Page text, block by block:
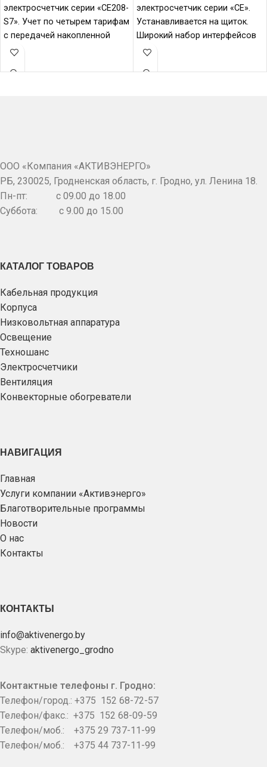
электросчетчик серии «СЕ208-
S7». Учет по четырем тарифам
с передачей накопленной
информации через радио
электросчетчик серии «СЕ».
Устанавливается на щиток.
Широкий набор интерфейсов
и дополнительных опций.
ООО «Компания «АКТИВЭНЕРГО»
РБ, 230025, Гродненская область, г. Гродно, ул. Ленина 18.
Пн-пт: c 09.00 до 18.00
Суббота: с 9.00 до 15.00
КАТАЛОГ ТОВАРОВ
Кабельная продукция
Корпуса
Низковольтная аппаратура
Освещение
Техношанс
Электросчетчики
Вентиляция
Конвекторные обогреватели
НАВИГАЦИЯ
Главная
Услуги компании «Активэнерго»
Благотворительные программы
Новости
О нас
Контакты
КОНТАКТЫ
info@aktivenergo.by
Skype: aktivenergo_grodno
Контактные телефоны г. Гродно:
Телефон/город.: +375 152 68-72-57
Телефон/факс.: +375 152 68-09-59
Телефон/моб.: +375 29 737-11-99
Телефон/моб.: +375 44 737-11-99